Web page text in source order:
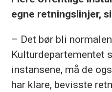
egne retningslinjer,
– Det bør bli
Kulturdepartementet
instansene, må de
har klare, bevisste